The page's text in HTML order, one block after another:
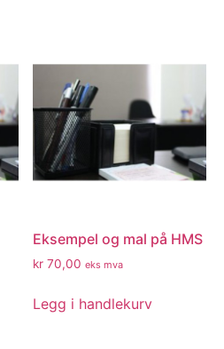
Eksempel og mal på HMS
kr 70,00 eks mva
Legg i handlekurv